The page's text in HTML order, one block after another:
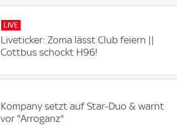
LIVE
Liveticker: Zoma lässt Club feiern ||
Cottbus schockt H96!
Kompany setzt auf Star-Duo & warnt
vor "Arroganz"